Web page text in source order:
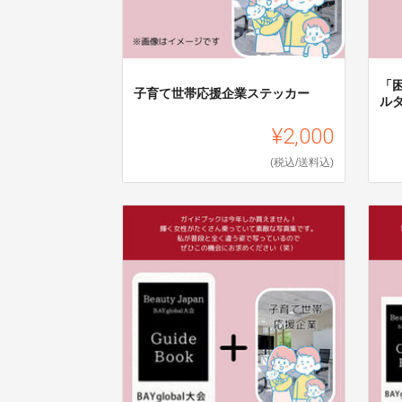
子育て世帯応援企業ステッカー
¥2,000
(税込/送料込)
「
ル